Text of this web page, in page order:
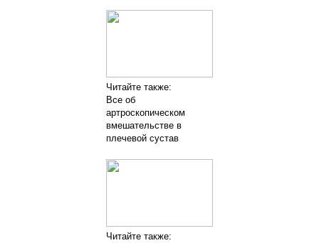
Читайте также:
Все об
артроскопическом
вмешательстве в
плечевой сустав
Читайте также: